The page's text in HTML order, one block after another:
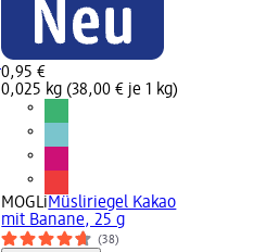
0,95 €
0,025 kg (38,00 € je 1 kg)
MOGLiMüsliriegel Kakao
mit Banane, 25 g
(38)